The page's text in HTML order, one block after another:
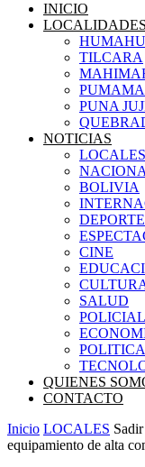
INICIO
LOCALIDADES
TILCARA
PUNA
NOTICIAS
LOCALES
BOLIVIA
CINE
SALUD
POLITICA
QUIENES
CONTACTO
Inicio LOCALES
equipamiento de alta